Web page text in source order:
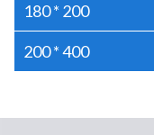
180 * 200
200 * 400